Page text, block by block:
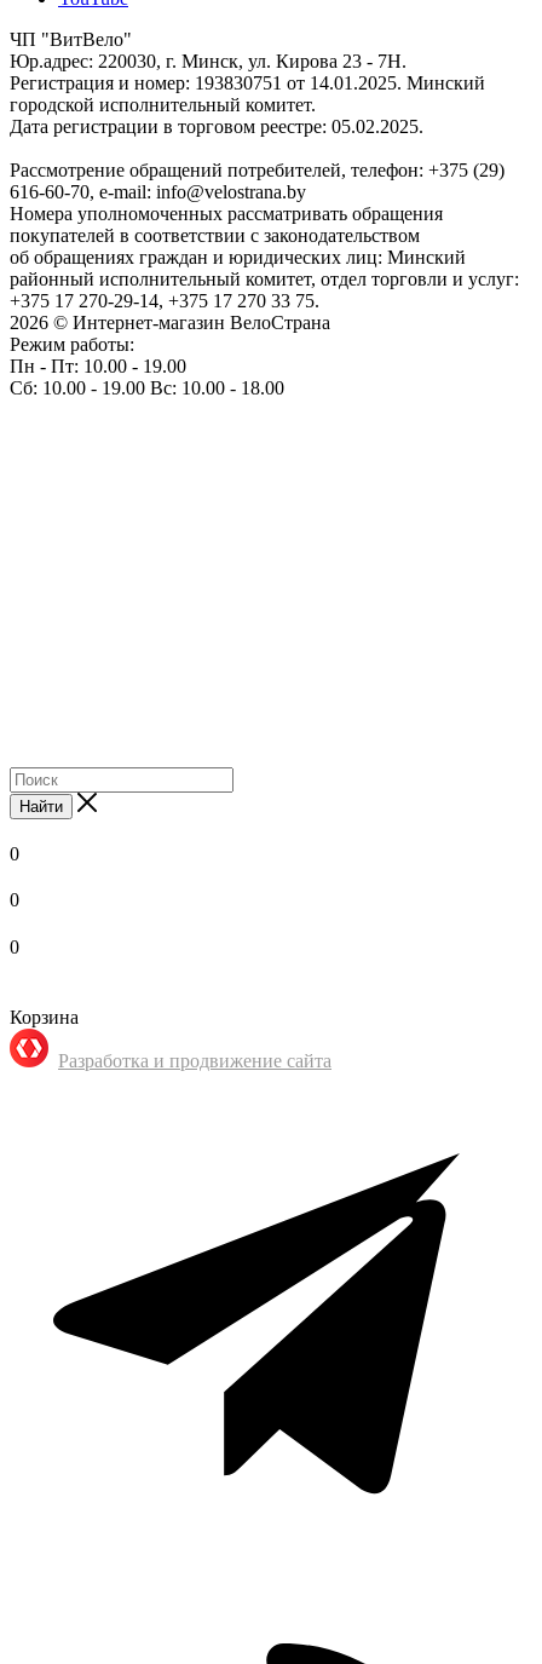
ЧП "ВитВело"
Юр.адрес: 220030, г. Минск, ул. Кирова 23 - 7Н.
Регистрация и номер: 193830751 от 14.01.2025. Минский
городской исполнительный комитет.
Дата регистрации в торговом реестре: 05.02.2025.
Рассмотрение обращений потребителей, телефон: +375 (29)
616-60-70, e-mail: info@velostrana.by
Номера уполномоченных рассматривать обращения
покупателей в соответствии с законодательством
об обращениях граждан и юридических лиц: Минский
районный исполнительный комитет, отдел торговли и услуг:
+375 17 270-29-14, +375 17 270 33 75.
2026 © Интернет-магазин ВелоСтрана
Режим работы:
Пн - Пт: 10.00 - 19.00
Сб: 10.00 - 19.00 Вс: 10.00 - 18.00
Найти
0
0
0
Корзина
Разработка и продвижение сайта